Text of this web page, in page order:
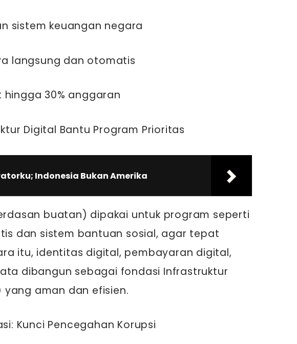
sistem keuangan negara
langsung dan otomatis
30% anggaran
Digital Bantu Program Prioritas
Indonesia Bukan Amerika
buatan) dipakai untuk program seperti
dan sistem bantuan sosial, agar tepat
itu, identitas digital, pembayaran digital,
dibangun sebagai fondasi Infrastruktur
yang aman dan efisien.
Kunci Pencegahan Korupsi